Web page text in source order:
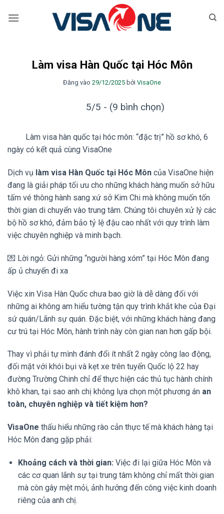
qua
Làm visa Hàn Quốc tại Hóc Môn
Đăng vào 29/12/2025 bởi VisaOne
5/5 - (9 bình chọn)
Làm visa hàn quốc tại hóc môn: “đặc trị” hồ sơ khó, 6
ngày có kết quả cùng VisaOne
Dịch vụ làm visa Hàn Quốc tại Hóc Môn của VisaOne hiện
đang là giải pháp tối ưu cho những khách hàng muốn sở hữu
tấm vé thông hành sang xứ sở Kim Chi mà không muốn tốn
thời gian di chuyển vào trung tâm. Chúng tôi chuyên xử lý các
bộ hồ sơ khó, đảm bảo tỷ lệ đậu cao nhất với quy trình làm
việc chuyên nghiệp và minh bạch.
💌 Lời ngỏ: Gửi những “người hàng xóm” tại Hóc Môn đang
ấp ủ chuyến đi xa
Việc xin Visa Hàn Quốc chưa bao giờ là dễ dàng đối với
những ai không am hiểu tường tận quy trình khắt khe của Đại
sứ quán/Lãnh sự quán. Đặc biệt, với những khách hàng đang
cư trú tại Hóc Môn, hành trình này còn gian nan hơn gấp bội.
Thay vì phải tự mình đánh đổi ít nhất 2 ngày công lao động,
đối mặt với khói bụi và kẹt xe trên tuyến Quốc lộ 22 hay
đường Trường Chinh chỉ để thực hiện các thủ tục hành chính
khô khan, tại sao anh chị không lựa chọn một phương án an
toàn, chuyên nghiệp và tiết kiệm hơn?
VisaOne thấu hiểu những rào cản thực tế mà khách hàng tại
Hóc Môn đang gặp phải:
Khoảng cách và thời gian: Việc đi lại giữa Hóc Môn và
các cơ quan lãnh sự tại trung tâm không chỉ mất thời gian
mà còn gây mệt mỏi, ảnh hưởng đến công việc kinh doanh
riêng của anh chị.